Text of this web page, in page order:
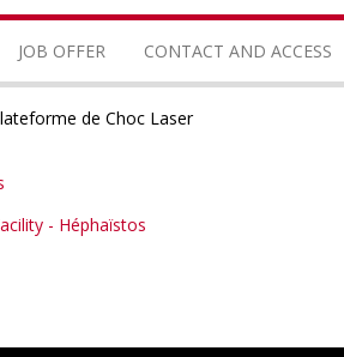
JOB OFFER CONTACT AND ACCESS
de Choc Laser
- Héphaïstos